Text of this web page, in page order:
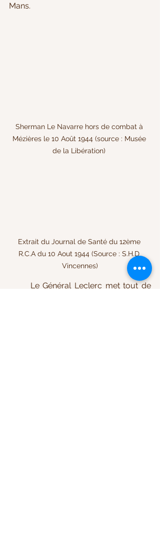
Mans.
Sherman Le Navarre hors de combat à
Mézières le 10 Août 1944 (source : Musée
de la Libération)
Extrait du Journal de Santé du 12ème
R.C.A du 10 Aout 1944 (Source : S.H.D
Vincennes)